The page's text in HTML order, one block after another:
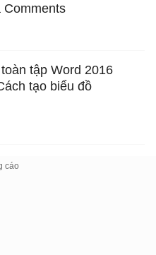
Comments
tập Word 2016
tạo biểu đồ